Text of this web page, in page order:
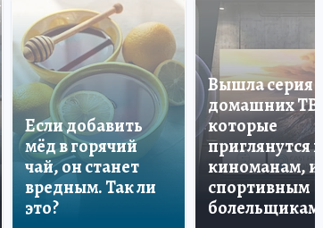
Если добавить
мёд в горячий
чай, он станет
вредным. Так ли
это?
Вышла серия
домашних ТВ,
которые
приглянутся и
киноманам, и
спортивным
болельщикам